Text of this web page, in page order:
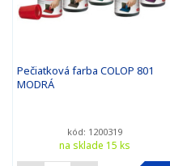
Pečiatková farba COLOP 801
MODRÁ
kód: 1200319
na sklade 15 ks